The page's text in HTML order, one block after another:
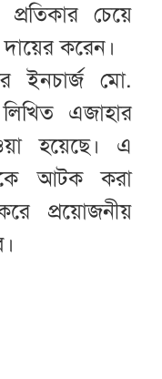
চেয়ে
করেন।
ইনচার্জ মো.
এজাহার
হয়েছে। এ
আটক করা
প্রয়োজনীয়